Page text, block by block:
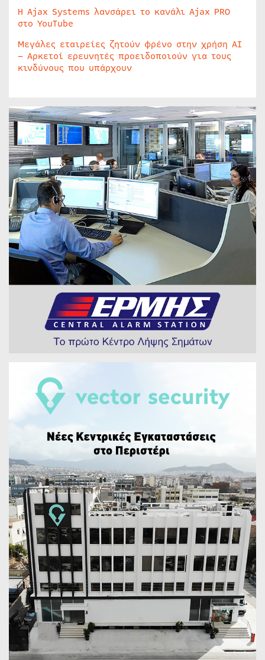
Η Ajax Systems λανσάρει το κανάλι Ajax PRO
στο YouTube
Μεγάλες εταιρείες ζητούν φρένο στην χρήση AI
– Αρκετοί ερευνητές προειδοποιούν για τους
κινδύνους που υπάρχουν